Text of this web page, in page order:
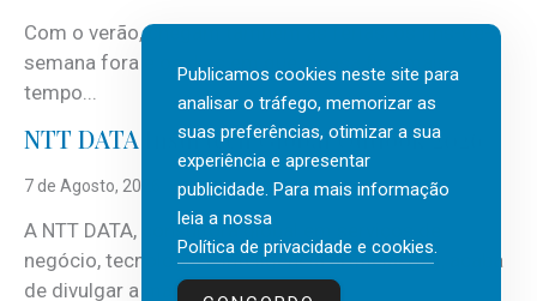
Com o verão, chegam também as férias, os fins-de-
semana fora e os dias em que a casa fica mais
tempo...
NTT DATA Insurtech Global Outlook 2026
7 de Agosto, 2026
A NTT DATA, consultora global em serviços de
negócio, tecnologia e inteligência artificial (IA), acaba
de divulgar a mais recente...
Publicamos cookies neste site para
analisar o tráfego, memorizar as
suas preferências, otimizar a sua
experiência e apresentar
publicidade. Para mais informação
leia a nossa
Política de privacidade e cookies.